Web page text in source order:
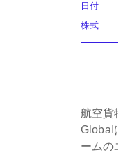
日付
株式
航空貨
Global
ームの